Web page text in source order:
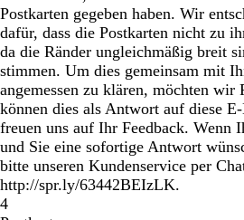
Postkarten gegeben haben. Wir
dafür, dass die Postkarten nicht zu
da die Ränder ungleichmäßig breit
stimmen. Um dies gemeinsam mit
angemessen zu klären, möchten wir
können dies als Antwort auf diese
freuen uns auf Ihr Feedback. Wenn
und Sie eine sofortige Antwort
bitte unseren Kundenservice per
http://spr.ly/63442BEIzLK.
4